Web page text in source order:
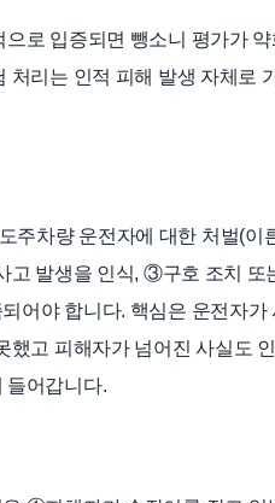
로 입증되면 뺑소니 평가가
처리는 인적 피해 발생 자체로
주차량 운전자에 대한 처벌(
고 발생을 인식, ③구호 조치 또
어야 합니다. 핵심은 운전자
했고 피해자가 넘어진 사실도
들어갑니다.